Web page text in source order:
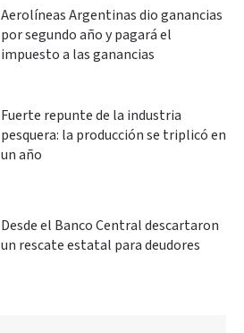
Aerolíneas Argentinas dio ganancias
por segundo año y pagará el
impuesto a las ganancias
Fuerte repunte de la industria
pesquera: la producción se triplicó en
un año
Desde el Banco Central descartaron
un rescate estatal para deudores